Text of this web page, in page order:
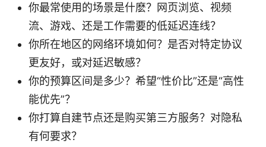
你最常使用的场景是什麽？网页浏览、视频
流、游戏、还是工作需要的低延迟连线？
你所在地区的网络环境如何？是否对特定协议
更友好，或对延迟敏感？
你的预算区间是多少？希望“性价比”还是“高性
能优先”？
你打算自建节点还是购买第三方服务？对隐私
有何要求？